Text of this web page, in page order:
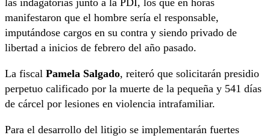
las indagatorias junto a la PDI, los que en horas
manifestaron que el hombre sería el responsable,
imputándose cargos en su contra y siendo privado de
libertad a inicios de febrero del año pasado.
La fiscal Pamela Salgado, reiteró que solicitarán presidio
perpetuo calificado por la muerte de la pequeña y 541 días
de cárcel por lesiones en violencia intrafamiliar.
Para el desarrollo del litigio se implementarán fuertes